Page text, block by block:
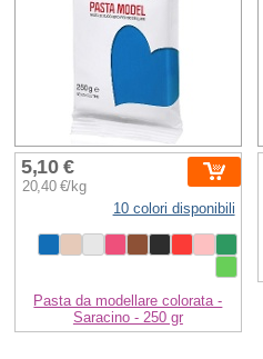
5,10 €
20,40 €/kg
10 colori disponibili
Pasta da modellare colorata -
Saracino - 250 gr